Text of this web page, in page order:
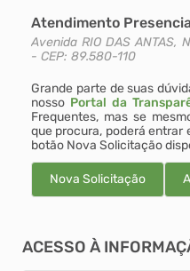
Atendimento
Avenida RIO DAS ANTAS,
- CEP: 89.580-110
Grande parte de suas
nosso Portal da
Frequentes, mas se
que procura, poderá
botão Nova Solicitação
Nova Solicitação
Acesso à